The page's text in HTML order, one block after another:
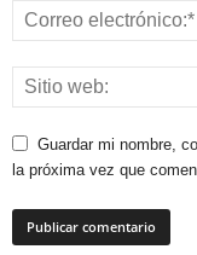
Guardar mi nombre,
la próxima vez que